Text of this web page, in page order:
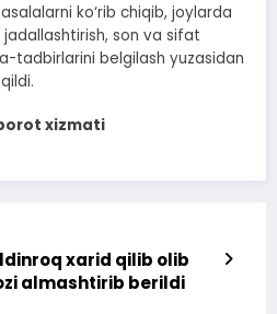
ko‘rib chiqib, joylarda
son va sifat
tadbirlarini belgilash yuzasidan
xizmati
xarid qilib olib
almashtirib berildi